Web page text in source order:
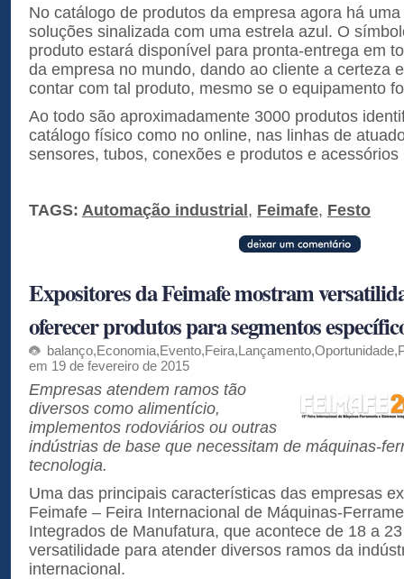
No catálogo de produtos da empresa agora há
soluções sinalizada com uma estrela azul. O
produto estará disponível para pronta-entrega em
da empresa no mundo, dando ao cliente a certeza
contar com tal produto, mesmo se o equipamento
Ao todo são aproximadamente 3000 produtos
catálogo físico como no online, nas linhas de
sensores, tubos, conexões e produtos e
TAGS: Automação industrial , Feimafe, Festo
Expositores da Feimafe mostram
oferecer produtos para segmentos
balanço,Economia,Evento,Feira,Lançamento,Oportunidade,
em 19 de fevereiro de 2015
Empresas atendem ramos tão
diversos como alimentício,
implementos rodoviários ou outras
indústrias de base que necessitam de máquinas-
tecnologia.
Uma das principais características das empresas
Feimafe – Feira Internacional de Máquinas-
Integrados de Manufatura, que acontece de 18 a
versatilidade para atender diversos ramos da
internacional.